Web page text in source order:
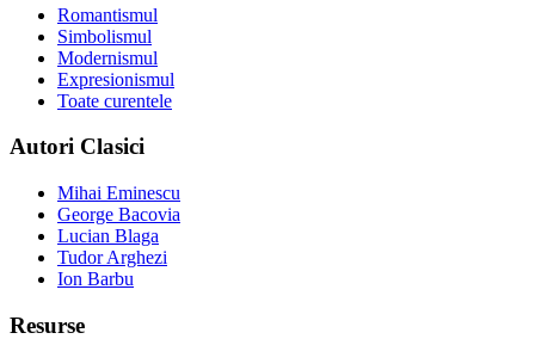
Romantismul
Simbolismul
Modernismul
Expresionismul
Toate curentele
Autori Clasici
Mihai Eminescu
George Bacovia
Lucian Blaga
Tudor Arghezi
Ion Barbu
Resurse